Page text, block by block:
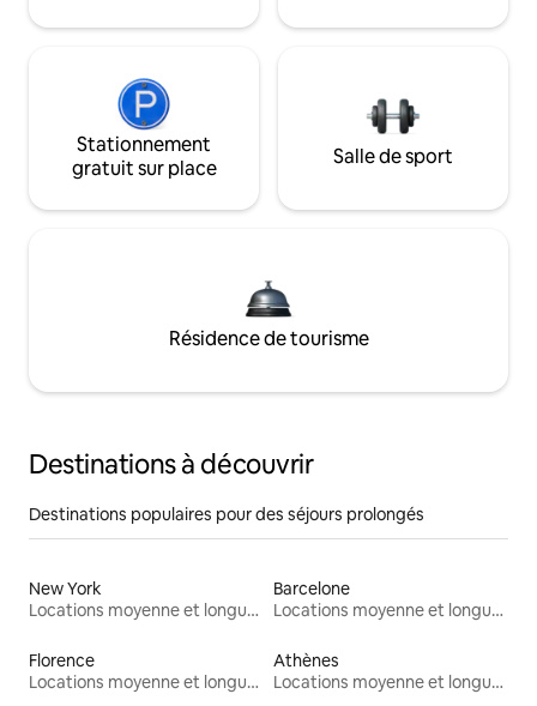
Stationnement
gratuit sur place
Salle de sport
Résidence de tourisme
Destinations à découvrir
Destinations populaires pour des séjours prolongés
New York
Locations moyenne et longue durée
Barcelone
Locations moyenne et longue durée
Florence
Locations moyenne et longue durée
Athènes
Locations moyenne et longue durée